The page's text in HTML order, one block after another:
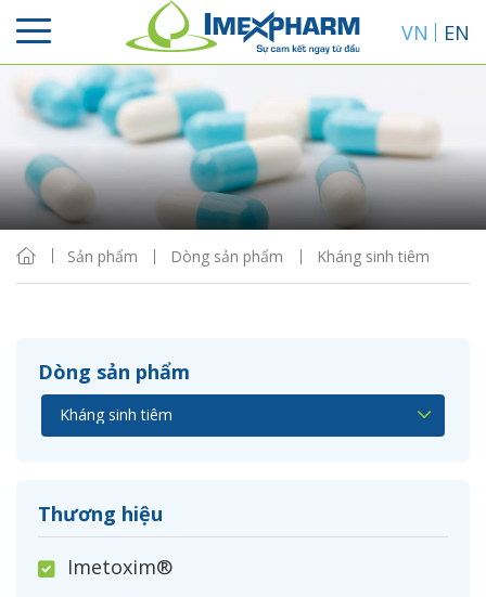
VN EN
Sản phẩm Dòng sản phẩm Kháng sinh tiêm
Dòng sản phẩm
Thương hiệu
Imetoxim®
Sắp xếp
Hiển thị